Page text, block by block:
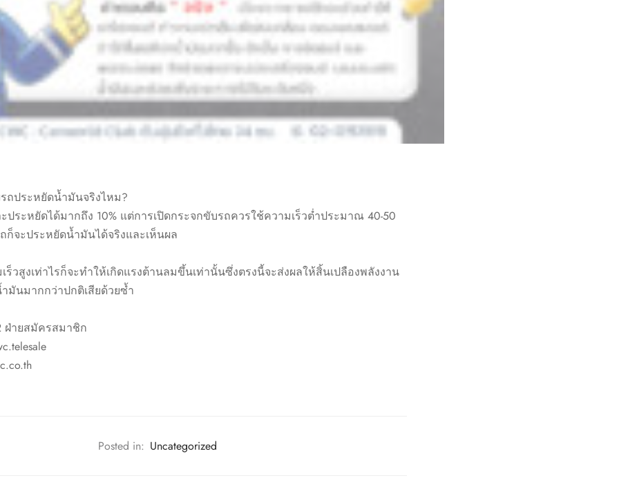
ถประหยัดน้ำมันจริงไหม?
ประหยัดได้มากถึง 10% แต่การเปิดกระจกขับรถควรใช้ความเร็วต่ำประมาณ 40-50
ก็จะประหยัดน้ำมันได้จริงและเห็นผล
ร็วสูงเท่าไรก็จะทำให้เกิดแรงต้านลมขึ้นเท่านั้นซึ่งตรงนี้จะส่งผลให้สิ้นเปลืองพลังงาน
ำมันมากกว่าปกติเสียด้วยซ้ำ
ฝ่ายสมัครสมาชิก
Posted in: Uncategorized